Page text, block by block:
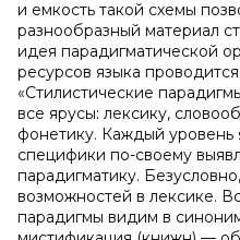
и емкость такой схемы
разнообразный материал
идея парадигматической
ресурсов языка
«Стилистические
все ярусы: лексику,
фонетику. Каждый уровень
специфики по-своему
парадигматику.
возможностей в лексике.
парадигмы видим в